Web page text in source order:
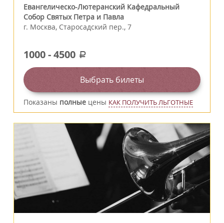
Евангелическо-Лютеранский Кафедральный
Собор Святых Петра и Павла
г. Москва, Старосадский пер., 7
1000-4500 a
Выбрать билеты
Показаны полные цены КАК ПОЛУЧИТЬ ЛЬГОТНЫЕ